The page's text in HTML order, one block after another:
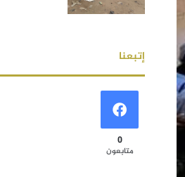
إتبعنا
0
متابعون